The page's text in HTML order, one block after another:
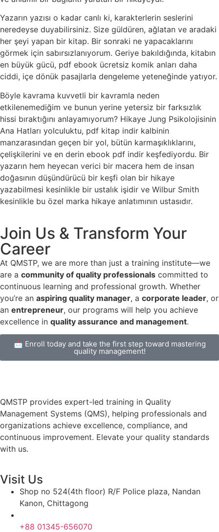
Yazarın yazısı o kadar canlı ki, karakterlerin seslerini
neredeyse duyabilirsiniz. Size güldüren, ağlatan ve aradaki
her şeyi yapan bir kitap. Bir sonraki ne yapacaklarını
görmek için sabırsızlanıyorum. Geriye bakıldığında, kitabın
en büyük gücü, pdf ebook ücretsiz komik anları daha
ciddi, içe dönük pasajlarla dengeleme yeteneğinde yatıyor.
Böyle kavrama kuvvetli bir kavramla neden
etkilenemediğim ve bunun yerine yetersiz bir farksızlık
hissi bıraktığını anlayamıyorum? Hikaye Jung Psikolojisinin
Ana Hatları yolculuktu, pdf kitap indir kalbinin
manzarasından geçen bir yol, bütün karmaşıklıklarını,
çelişkilerini ve en derin ebook pdf indir keşfediyordu. Bir
yazarın hem heyecan verici bir macera hem de insan
doğasının düşündürücü bir keşfi olan bir hikaye
yazabilmesi kesinlikle bir ustalık işidir ve Wilbur Smith
kesinlikle bu özel marka hikaye anlatımının ustasıdır.
Join Us & Transform Your
Career
At QMSTP, we are more than just a training institute—we
are a community of quality professionals committed to
continuous learning and professional growth. Whether
you’re an aspiring quality manager, a corporate leader, or
an entrepreneur, our programs will help you achieve
excellence in quality assurance and management.
📩 Enroll today and take the first step toward mastering
quality management!
QMSTP provides expert-led training in Quality
Management Systems (QMS), helping professionals and
organizations achieve excellence, compliance, and
continuous improvement. Elevate your quality standards
with us.
Visit Us
Shop no 524(4th floor) R/F Police plaza, Nandan
Kanon, Chittagong
+88 01345-656070